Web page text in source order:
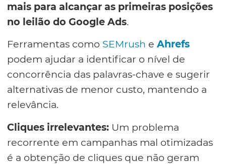
mais para alcançar as primeiras posições
no leilão do Google Ads.
Ferramentas como SEMrush e Ahrefs
podem ajudar a identificar o nível de
concorrência das palavras-chave e sugerir
alternativas de menor custo, mantendo a
relevância.
Cliques irrelevantes: Um problema
recorrente em campanhas mal otimizadas
é a obtenção de cliques que não geram